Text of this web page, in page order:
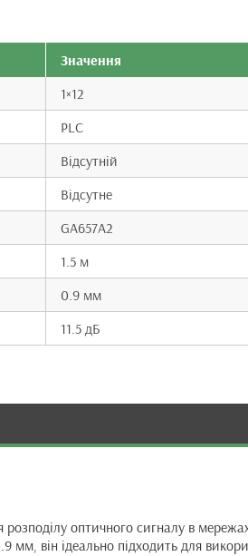
Значення
1×12
PLC
Відсутній
Відсутне
GA657A2
1.5 м
0.9 мм
11.5 дБ
оптичного сигналу в
він ідеально підходить для